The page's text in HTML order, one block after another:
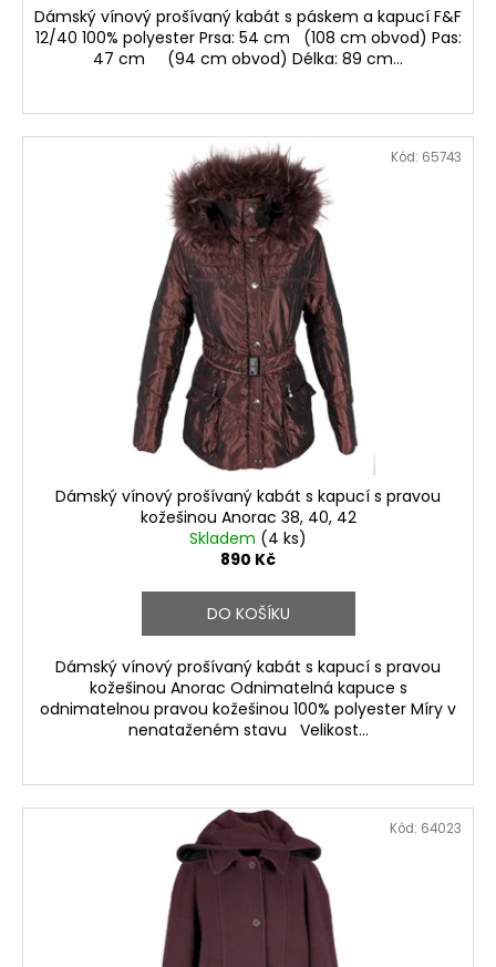
Dámský vínový prošívaný kabát s páskem a kapucí F&F
12/40 100% polyester Prsa: 54 cm (108 cm obvod) Pas:
47 cm (94 cm obvod) Délka: 89 cm...
Dámský vínový prošívaný kabát s kapucí s pravou
kožešinou Anorac 38, 40, 42
Skladem (4 ks)
890 Kč
DO KOŠÍKU
Dámský vínový prošívaný kabát s kapucí s pravou
kožešinou Anorac Odnimatelná kapuce s
odnimatelnou pravou kožešinou 100% polyester Míry v
nenataženém stavu Velikost...
Kód: 65743
Kód: 64023